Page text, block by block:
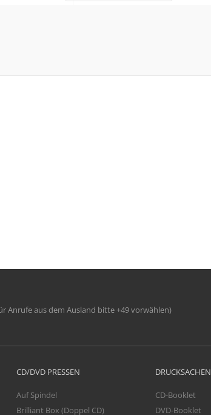
Anrufe aus dem Ausland bitte +49 vorwählen)
CD/DVD PRESSEN
Auf Spindel
Brilliant Box (Doppel CD)
DRUCKSACHEN
CD-Booklet
DVD-Booklet